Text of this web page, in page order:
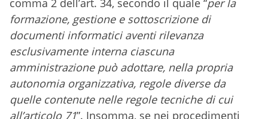
comma 2 dell’art. 34, secondo il quale “per la
formazione, gestione e sottoscrizione di
documenti informatici aventi rilevanza
esclusivamente interna ciascuna
amministrazione può adottare, nella propria
autonomia organizzativa, regole diverse da
quelle contenute nelle regole tecniche di cui
all’articolo 71”. Insomma, se nei procedimenti